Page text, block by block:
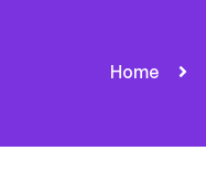
Home